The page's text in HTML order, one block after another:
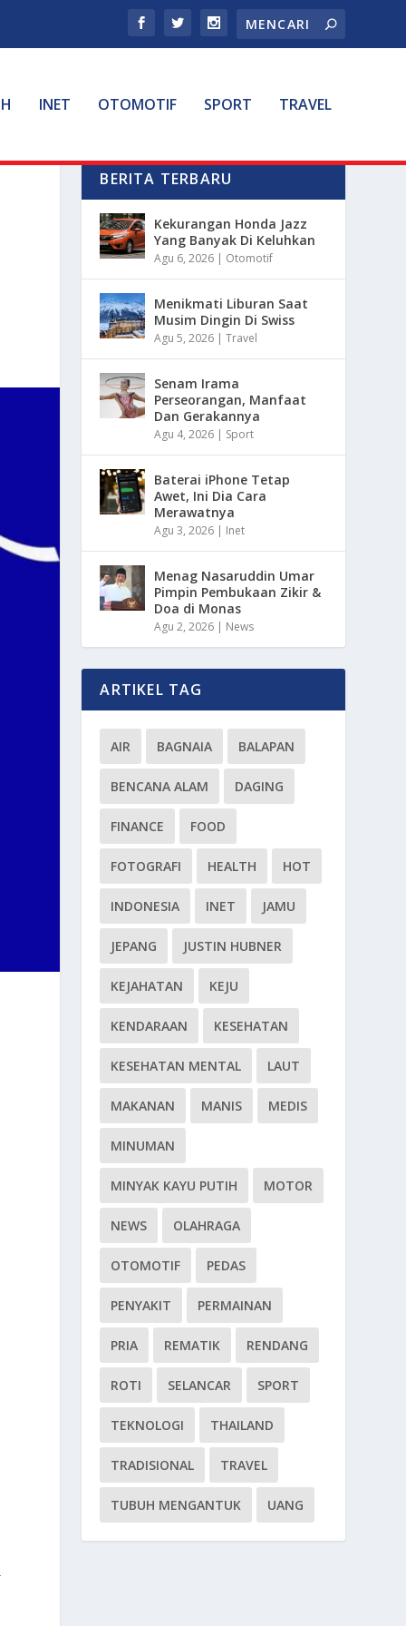
INET OTOMOTIF SPORT TRAVEL
BERITA TERBARU
Kekurangan Honda Jazz
Yang Banyak Di Keluhkan
Agu 6, 2026 | Otomotif
Menikmati Liburan Saat
Musim Dingin Di Swiss
Agu 5, 2026 |Travel
Senam Irama
Perseorangan, Manfaat
Dan Gerakannya
Agu 4, 2026 | Sport
Baterai iPhone Tetap
Awet, Ini Dia Cara
Merawatnya
Agu 3, 2026 | Inet
Menag Nasaruddin Umar
Pimpin Pembukaan Zikir &
Doa di Monas
Agu 2, 2026 | News
ARTIKEL TAG
AIR BAGNAIA BALAPAN
BENCANA ALAM DAGING
FINANCE FOOD
FOTOGRAFI HEALTH HOT
INDONESIA INET JAMU
JEPANG JUSTIN HUBNER
KEJAHATAN KEJU
KENDARAAN KESEHATAN
KESEHATAN MENTAL LAUT
MAKANAN MANIS MEDIS
MINUMAN
MINYAK KAYU PUTIH MOTOR
NEWS OLAHRAGA
OTOMOTIF PEDAS
PENYAKIT PERMAINAN
PRIA REMATIK RENDANG
ROTI SELANCAR SPORT
TEKNOLOGI THAILAND
TRADISIONAL TRAVEL
TUBUH MENGANTUK UANG